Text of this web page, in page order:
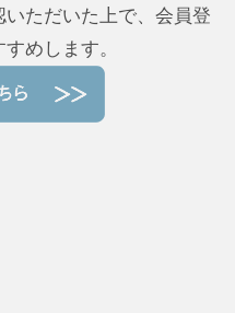
ただいた上で、会員登
めします。